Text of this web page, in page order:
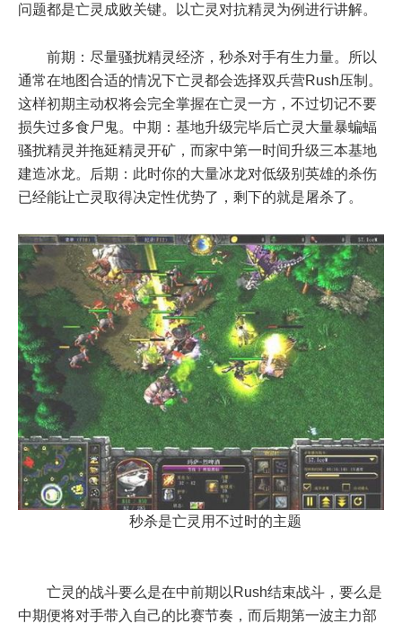
问题都是亡灵成败关键。以亡灵对抗精灵为例进行讲解。
前期：尽量骚扰精灵经济，秒杀对手有生力量。所以
通常在地图合适的情况下亡灵都会选择双兵营Rush压制。
这样初期主动权将会完全掌握在亡灵一方，不过切记不要
损失过多食尸鬼。中期：基地升级完毕后亡灵大量暴蝙蝠
骚扰精灵并拖延精灵开矿，而家中第一时间升级三本基地
建造冰龙。后期：此时你的大量冰龙对低级别英雄的杀伤
已经能让亡灵取得决定性优势了，剩下的就是屠杀了。
秒杀是亡灵用不过时的主题
亡灵的战斗要么是在中前期以Rush结束战斗，要么是
中期便将对手带入自己的比赛节奏，而后期第一波主力部